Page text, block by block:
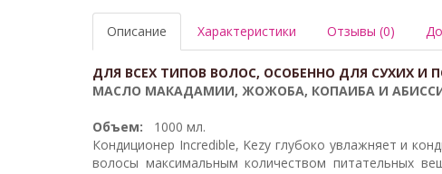
Описание Характеристики Отзывы (0)
ДЛЯ ВСЕХ ТИПОВ ВОЛОС, ОСОБЕННО ДЛЯ СУХИХ
МАСЛО МАКАДАМИИ, ЖОЖОБА, КОПАИБА И
Объем: 1000 мл.
Кондиционер Incredible, Kezy глубоко увлажняет и
волосы максимальным количеством питательных